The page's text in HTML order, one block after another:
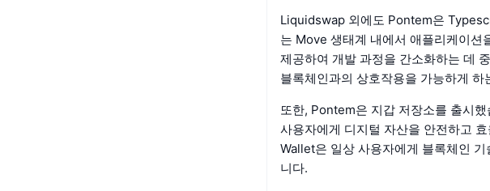
Liquidswap 외에도 Pontem은
는 Move 생태계 내에서 애플리케이션
제공하여 개발 과정을 간소화하는 데
블록체인과의 상호작용을 가능하게
또한, Pontem은 지갑 저장소를 출시
사용자에게 디지털 자산을 안전하고
Wallet은 일상 사용자에게 블록체인
니다.